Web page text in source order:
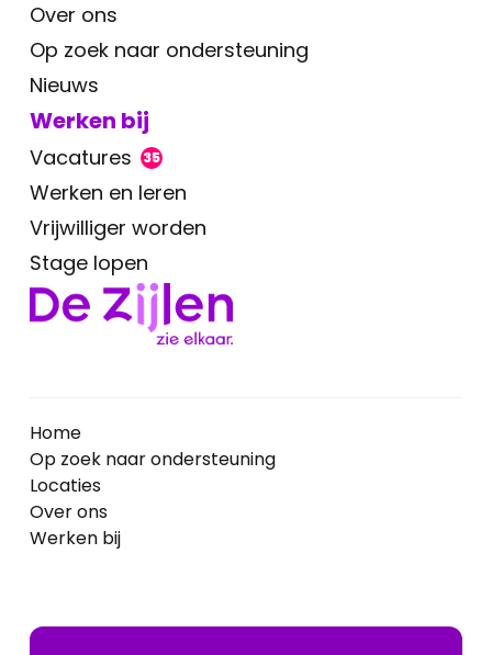
Over ons
Op zoek naar ondersteuning
Nieuws
Werken bij
Vacatures 35
Werken en leren
Vrijwilliger worden
Stage lopen
Home
Op zoek naar ondersteuning
Locaties
Over ons
Werken bij